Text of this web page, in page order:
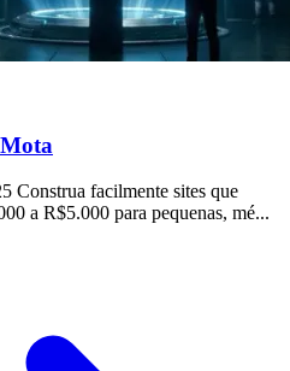
Construa facilmente sites que
a R$5.000 para pequenas, mé...